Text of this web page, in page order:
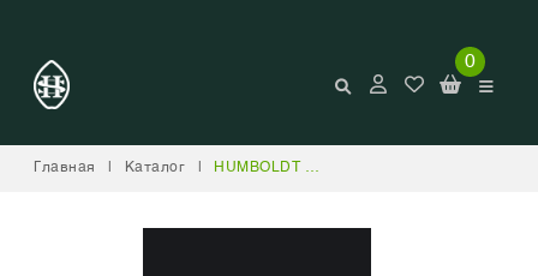
0
Главная Каталог HUMBOLDT SEEDS